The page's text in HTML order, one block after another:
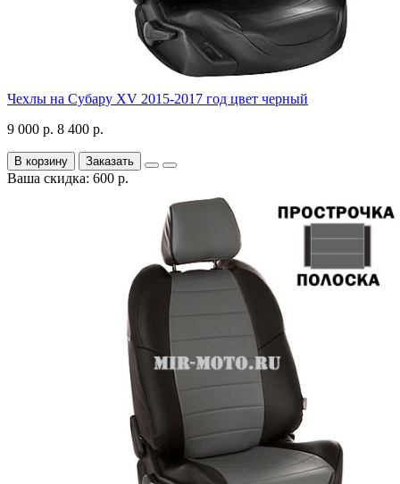
Чехлы на Субару XV 2015-2017 год цвет черный
9 000 р. 8 400 р.
В корзину Заказать
Ваша скидка: 600 р.